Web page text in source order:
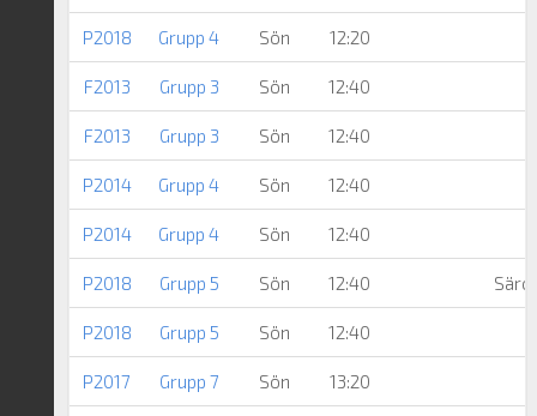
P2018 Grupp 4 Sön 12:20
F2013 Grupp 3 Sön 12:40
F2013 Grupp 3 Sön 12:40
P2014 Grupp 4 Sön 12:40
P2014 Grupp 4 Sön 12:40
P2018 Grupp 5 Sön 12:40 Särö
P2018 Grupp 5 Sön 12:40
P2017 Grupp 7 Sön 13:20